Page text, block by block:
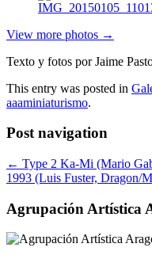
View more photos →
Texto y fotos por Jaime
This entry was posted in
aaaminiaturismo.
Post navigation
← Type 2 Ka-Mi (Mario
1993 (Luis Fuster, Dragon/
Agrupación Artística